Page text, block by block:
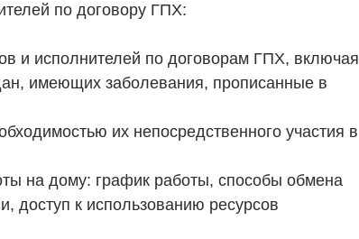
по договору ГПХ:
и исполнителей по договорам ГПХ, включая
имеющих заболевания, прописанные в
их непосредственного участия в
на дому: график работы, способы обмена
доступ к использованию ресурсов